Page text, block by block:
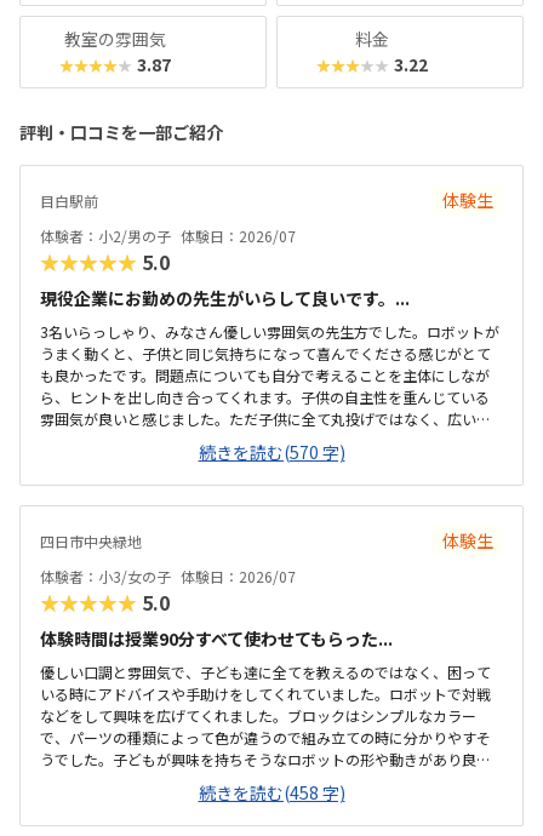
教室の雰囲気
★★★★★ 3.87
料金
★★★★★ 3.22
評判・口コミを一部ご紹介
目白駅前 体験生
体験者：小2/男の子 体験日：2026/07
★★★★★ 5.0
現役企業にお勤めの先生がいらして良いです。...
3名いらっしゃり、みなさん優しい雰囲気の先生方でした。ロボットが
うまく動くと、子供と同じ気持ちになって喜んでくださる感じがとて
も良かったです。問題点についても自分で考えることを主体にしなが
ら、ヒントを出し向き合ってくれます。子供の自主性を重んじている
雰囲気が良いと感じました。ただ子供に全て丸投げではなく、広い机
の上に「教科書とキットをどこに置いたらやりやすいかな？」と声を
かけてくださり、そこから自分で考えていました。ロボット作りもヒ
ントをいただきながら、自分で教科書を読んで作り上げていました。
駅近くですが、静かな環境です。急な坂道があるので、暑い夏など、重
できました。入室したら必ず手を洗うルールも良いです。教室にある
教科書などもきちんと整理整頓されています。キット代が兄弟割引で
半額になりました。入会金も無料に。欲を言えば、...
続きを読む(570 字)
四日市中央緑地 体験生
体験者：小3/女の子 体験日：2026/07
★★★★★ 5.0
体験時間は授業90分すべて使わせてもらった...
優しい口調と雰囲気で、子ども達に全てを教えるのではなく、困って
いる時にアドバイスや手助けをしてくれていました。ロボットで対戦
などをして興味を広げてくれました。ブロックはシンプルなカラー
で、パーツの種類によって色が違うので組み立ての時に分かりやすそ
うでした。子どもが興味を持ちそうなロボットの形や動きがあり良か
ったです。駐車場は停めやすく、分かりやすい場所にあるので助かり
ます。近くに別の施設もあるので、習ってない兄弟が過ごしやすいと
思いました。教室はシンプルで余計なものが置いてないので集中でき
続きを読む(458 字)